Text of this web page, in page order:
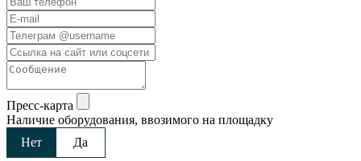
Пресс-карта
Наличие оборудования, ввозимого на площадку
Нет
Да